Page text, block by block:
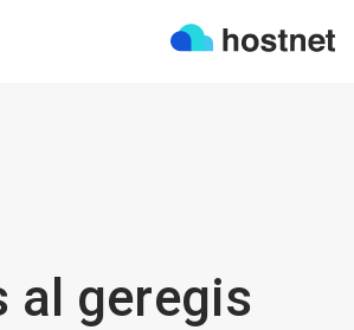
al geregis